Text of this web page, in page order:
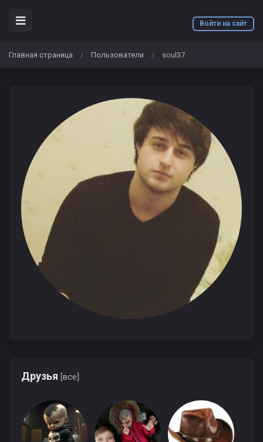
Войти на сайт
Главная страница / Пользователи / soul37
Друзья [все]